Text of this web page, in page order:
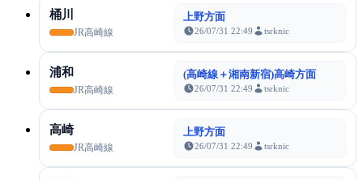
桶川
JR高崎線
上野方面
26/07/31 22:49 tsrknic
浦和
JR高崎線
(高崎線＋湘南新宿)高崎方面
26/07/31 22:49 tsrknic
高崎
JR高崎線
上野方面
26/07/31 22:49 tsrknic